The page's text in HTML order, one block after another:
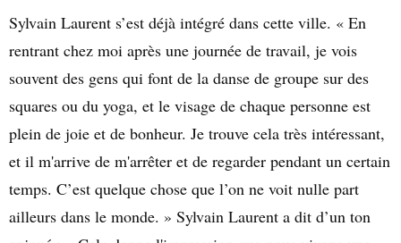
Sylvain Laurent s’est déjà intégré dans cette ville. « En
rentrant chez moi après une journée de travail, je vois
souvent des gens qui font de la danse de groupe sur des
squares ou du yoga, et le visage de chaque personne est
plein de joie et de bonheur. Je trouve cela très intéressant,
et il m'arrive de m'arrêter et de regarder pendant un certain
temps. C’est quelque chose que l’on ne voit nulle part
ailleurs dans le monde. » Sylvain Laurent a dit d’un ton